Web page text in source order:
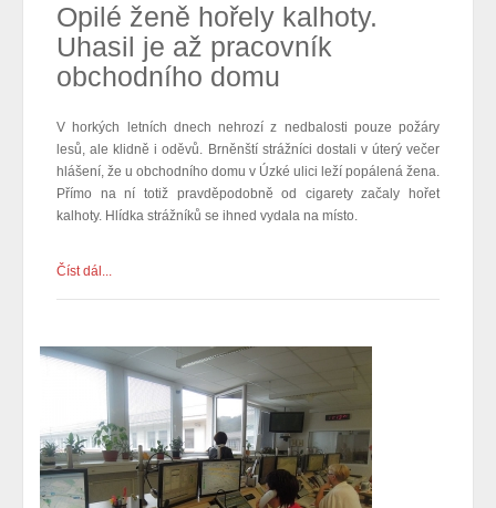
Opilé ženě hořely kalhoty.
Uhasil je až pracovník
obchodního domu
V horkých letních dnech nehrozí z nedbalosti pouze požáry
lesů, ale klidně i oděvů. Brněnští strážníci dostali v úterý večer
hlášení, že u obchodního domu v Úzké ulici leží popálená žena.
Přímo na ní totiž pravděpodobně od cigarety začaly hořet
kalhoty. Hlídka strážníků se ihned vydala na místo.
Číst dál...